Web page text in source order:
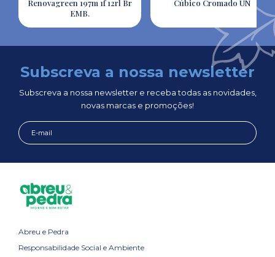
Renovagreen 197m 1f 12rl Br
EMB.
Cúbico Cromado UN
Subscreva a nossa newsletter
Subscreva a nossa newsletter e receba todas as novidades,
novas marcas e promoções!
Abreu e Pedra
Responsabilidade Social e Ambiente